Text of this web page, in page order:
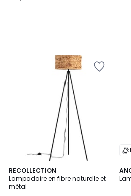
RECOLLECTION
Lampadaire en fibre naturelle et
métal